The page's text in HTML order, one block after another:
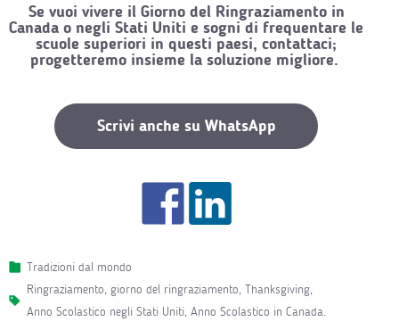
Se vuoi vivere il Giorno del Ringraziamento in
Canada o negli Stati Uniti e sogni di frequentare le
scuole superiori in questi paesi, contattaci;
progetteremo insieme la soluzione migliore.
Scrivi anche su WhatsApp
Tradizioni dal mondo
ringraziamento, giorno del ringraziamento, Thanksgiving,
Anno Scolastico negli Stati Uniti, Anno Scolastico in Canada.